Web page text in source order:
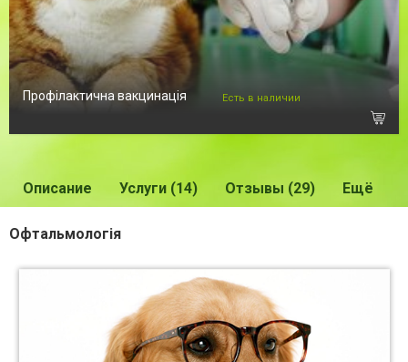
Профілактична вакцинація Есть в наличии
Описание Услуги (14) Отзывы (29) Ещё
Офтальмологія